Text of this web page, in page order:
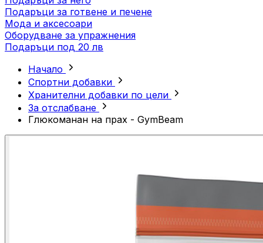
Подаръци за готвене и печене
Мода и аксесоари
Оборудване за упражнения
Подаръци под 20 лв
Начало
Спортни добавки
Хранителни добавки по цели
За отслабване
Глюкоманан на прах - GymBeam